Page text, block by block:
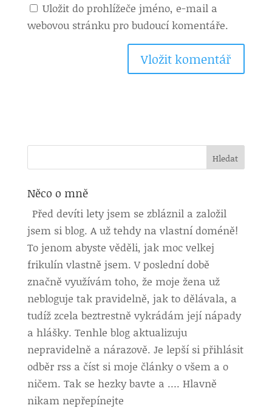
Uložit do prohlížeče jméno, e-mail a
webovou stránku pro budoucí komentáře.
Něco o mně
Před devíti lety jsem se zbláznil a založil
jsem si blog. A už tehdy na vlastní doméně!
To jenom abyste věděli, jak moc velkej
frikulín vlastně jsem. V poslední době
značně využívám toho, že moje žena už
nebloguje tak pravidelně, jak to dělávala, a
tudíž zcela beztrestně vykrádám její nápady
a hlášky. Tenhle blog aktualizuju
nepravidelně a nárazově. Je lepší si přihlásit
odběr rss a číst si moje články o všem a o
ničem. Tak se hezky bavte a …. Hlavně
nikam nepřepínejte